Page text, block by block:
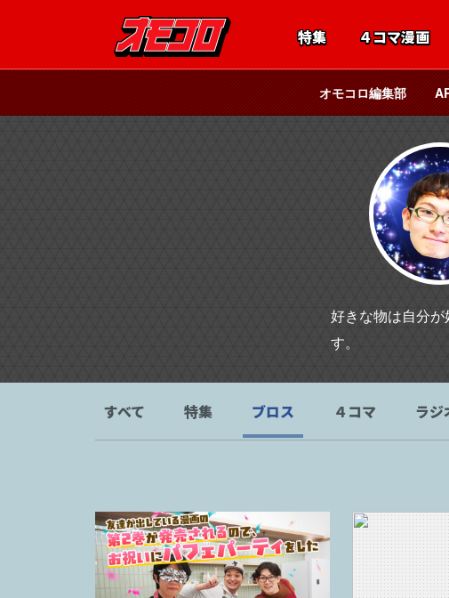
特集 ４コマ漫画
オモコロ編集部
好きな物は自分
す。
すべて 特集 ブロス ４コマ ラジ